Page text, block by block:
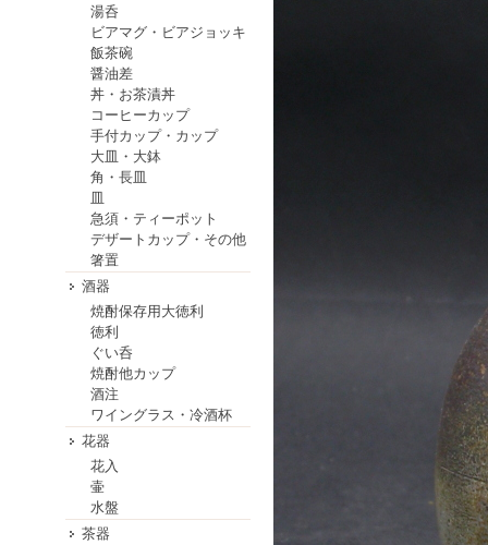
湯呑
ビアマグ・ビアジョッキ
飯茶碗
醤油差
丼・お茶漬丼
コーヒーカップ
手付カップ・カップ
大皿・大鉢
角・長皿
皿
急須・ティーポット
デザートカップ・その他
箸置
酒器
焼酎保存用大徳利
徳利
ぐい呑
焼酎他カップ
酒注
ワイングラス・冷酒杯
花器
花入
壷
水盤
茶器